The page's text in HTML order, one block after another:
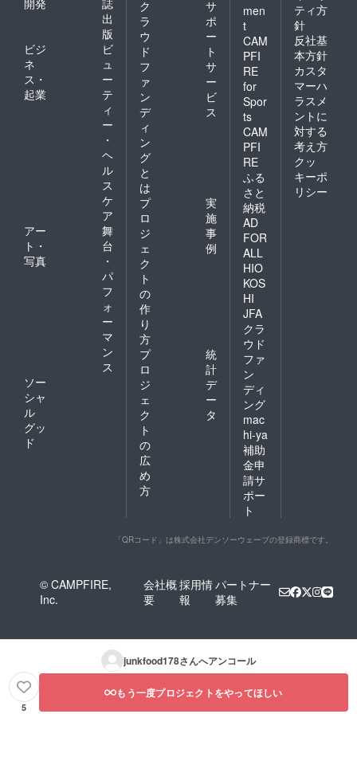
開発
誌
出
版
ビジ
ネ
ス・
起業
ビ
ュ
ー
テ
ィ
ー
・
ヘ
ル
ス
ケ
ア
アー
ト・
写真
舞
台
・
パ
フ
ォ
ー
マ
ン
ス
ソー
シャ
ル
グッ
ド
ク
ラ
ウ
ド
フ
ァ
ン
デ
ィ
ン
グ
と
は
サ
ポ
ー
ト
サ
ー
ビ
ス
プ
ロ
ジ
ェ
ク
ト
の
作
り
方
実
施
事
例
プ
ロ
ジ
ェ
ク
ト
の
広
め
方
統
計
デ
ー
タ
men
t
CAM
PFI
RE
for
Spor
ts
CAM
PFI
RE
ふる
さと
納税
AD
FOR
ALL
HIO
KOS
HI
JFA
クラ
ウド
ファ
ン
ディ
ング
mac
hi-ya
補助
金申
請サ
ポー
ト
ティ方
針
反社基
本方針
カスタ
マーハ
ラスメ
ントに
対する
考え方
クッ
キーポ
リシー
「QRコード」は株式会社デンソーウェーブの登録商標です。
© CAMPFIRE,
Inc.
会社概
要
採用情
報
パートナー
募集
junkfood178さんへアンコール
5
もう一度プロジェクトをやってほしい